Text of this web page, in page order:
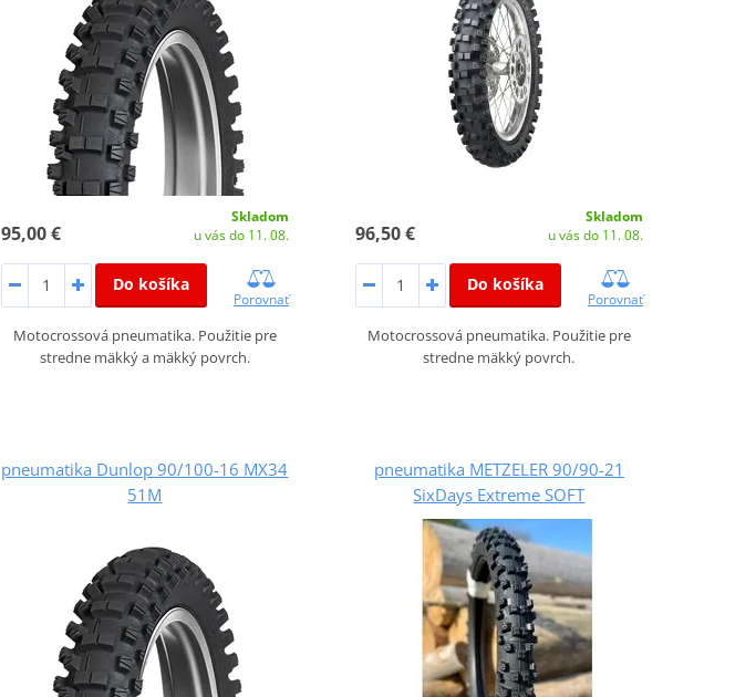
95,00 €
Skladom
u vás do 11. 08.
Do košíka
Porovnať
Motocrossová pneumatika. Použitie pre
stredne mäkký a mäkký povrch.
96,50 €
Skladom
u vás do 11. 08.
Do košíka
Porovnať
Motocrossová pneumatika. Použitie pre
stredne mäkký povrch.
pneumatika Dunlop 90/100-16 MX34
51M
pneumatika METZELER 90/90-21
SixDays Extreme SOFT